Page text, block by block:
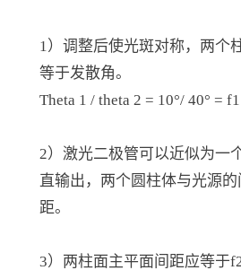
1）调整后使光斑对称，两个
等于发散角。
Theta 1 / theta 2 = 10°/ 40° =
2）激光二极管可以近似为一
直输出，两个圆柱体与光源
距。
3）两柱面主平面间距应等于